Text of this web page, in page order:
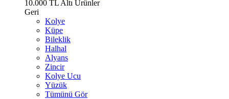
10.000 TL Altı Ürünler
Geri
Kolye
Küpe
Bileklik
Halhal
Alyans
Zincir
Kolye Ucu
Yüzük
Tümünü Gör